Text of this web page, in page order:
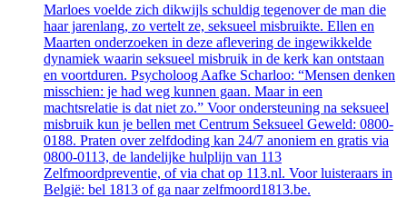
Marloes voelde zich dikwijls schuldig tegenover de man die
haar jarenlang, zo vertelt ze, seksueel misbruikte. Ellen en
Maarten onderzoeken in deze aflevering de ingewikkelde
dynamiek waarin seksueel misbruik in de kerk kan ontstaan
en voortduren. Psycholoog Aafke Scharloo: “Mensen denken
misschien: je had weg kunnen gaan. Maar in een
machtsrelatie is dat niet zo.” Voor ondersteuning na seksueel
misbruik kun je bellen met Centrum Seksueel Geweld: 0800-
0188. Praten over zelfdoding kan 24/7 anoniem en gratis via
0800-0113, de landelijke hulplijn van 113
Zelfmoordpreventie, of via chat op 113.nl. Voor luisteraars in
België: bel 1813 of ga naar zelfmoord1813.be.